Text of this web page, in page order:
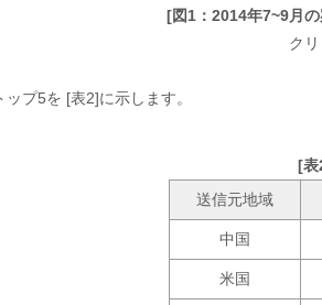
[図1：2014年7~9月
ク
プ5を [表2]に示します。
[表
送信元地域
中国
米国